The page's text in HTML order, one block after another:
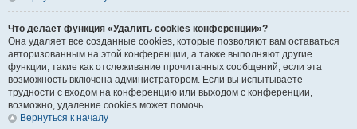
Что делает функция «Удалить cookies конференции»?
Она удаляет все созданные cookies, которые позволяют вам оставаться
авторизованным на этой конференции, а также выполняют другие
функции, такие как отслеживание прочитанных сообщений, если эта
возможность включена администратором. Если вы испытываете
трудности с входом на конференцию или выходом с конференции,
возможно, удаление cookies может помочь.
Вернуться к началу